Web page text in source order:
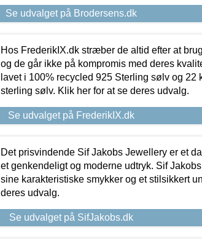
Se udvalget på Brodersens.dk
Hos FrederikIX.dk stræber de altid efter at
og de går ikke på kompromis med deres
lavet i 100% recycled 925 Sterling sølv og 22
sterling sølv. Klik her for at se deres udvalg.
Se udvalget på FrederikIX.dk
Det prisvindende Sif Jakobs Jewellery er et
et genkendeligt og moderne udtryk. Sif
sine karakteristiske smykker og et stilsikkert
deres udvalg.
Se udvalget på SifJakobs.dk